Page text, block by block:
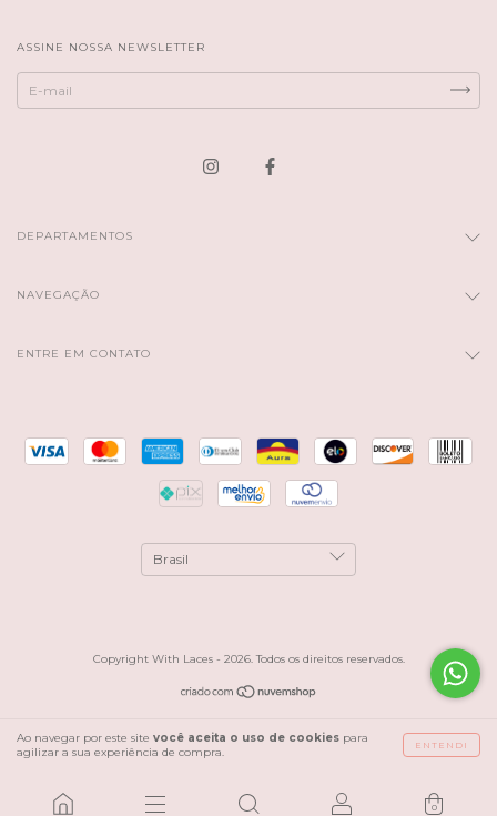
Ao navegar por este site você aceita o uso de cookies para
agilizar a sua experiência de compra.
ENTENDI
0
ASSINE NOSSA NEWSLETTER
DEPARTAMENTOS
NAVEGAÇÃO
ENTRE EM CONTATO
Copyright With Laces - 2026. Todos os direitos reservados.